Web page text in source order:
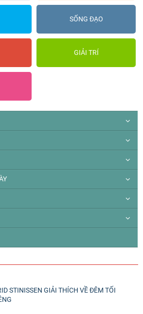
SỐNG ĐẠO
GIẢI TRÍ
STINISSEN GIẢI THÍCH VỀ ĐÊM TỐI